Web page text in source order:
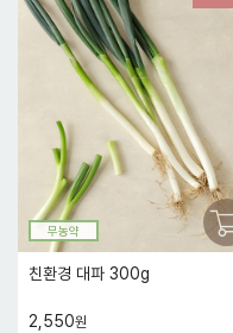
무농약
친환경 대파 300g
2,550원